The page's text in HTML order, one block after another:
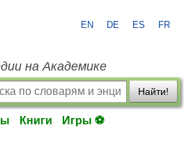
EN DE ES FR
на Академике
Найти!
Книги Игры ⚽